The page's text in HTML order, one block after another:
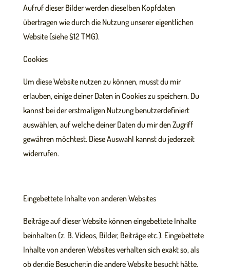
Aufruf dieser Bilder werden dieselben Kopfdaten
übertragen wie durch die Nutzung unserer eigentlichen
Website (siehe §12 TMG).
Cookies
Um diese Website nutzen zu können, musst du mir
erlauben, einige deiner Daten in Cookies zu speichern. Du
kannst bei der erstmaligen Nutzung benutzerdefiniert
auswählen, auf welche deiner Daten du mir den Zugriff
gewähren möchtest. Diese Auswahl kannst du jederzeit
widerrufen.
Eingebettete Inhalte von anderen Websites
Beiträge auf dieser Website können eingebettete Inhalte
beinhalten (z. B. Videos, Bilder, Beiträge etc.). Eingebettete
Inhalte von anderen Websites verhalten sich exakt so, als
ob der:die Besucher:in die andere Website besucht hätte.